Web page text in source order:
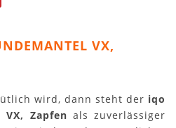
VX,
wird, dann steht der iqo
Zapfen als zuverlässiger